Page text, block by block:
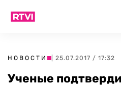
НОВОСТИ | 25.07.2017 / 17:32
Ученые